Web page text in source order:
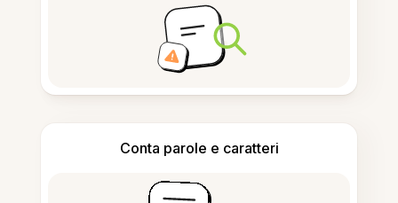
Conta parole e caratteri